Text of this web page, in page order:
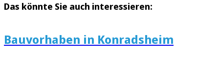
Das könnte Sie auch interessieren:
Bauvorhaben in Konradsheim